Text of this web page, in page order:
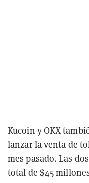
Kucoin y OKX
lanzar la venta de
mes pasado. Las
total de $45